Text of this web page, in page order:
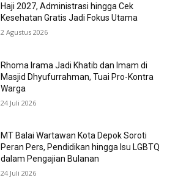
Haji 2027, Administrasi hingga Cek
Kesehatan Gratis Jadi Fokus Utama
2 Agustus 2026
Rhoma Irama Jadi Khatib dan Imam di
Masjid Dhyufurrahman, Tuai Pro-Kontra
Warga
24 Juli 2026
MT Balai Wartawan Kota Depok Soroti
Peran Pers, Pendidikan hingga Isu LGBTQ
dalam Pengajian Bulanan
24 Juli 2026